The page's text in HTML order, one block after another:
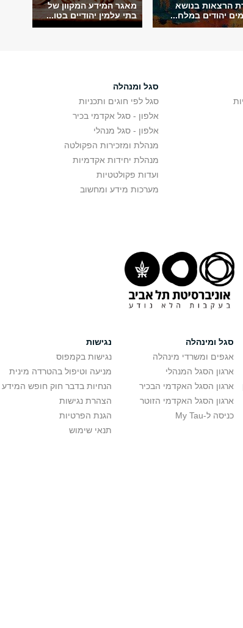
הרצאות בנושא
יהודים במלח...
מאגר המידע המקוון של
בתי עלמין יהודיים בטו...
סגל ומנהלה
סגל לפי חוגים ותכניות
אלפון - סגל אקדמי בכיר
אלפון - סגל מנהלי
מנהלת ומזכירות הפקולטה
מנהלת יחידות אקדמיות
ועדות פקולטטיות
מערכות מידע ומחשוב
סגל ומינהלה
אגפים ומשרדי מינהלה
ארגון הסגל המנהלי
ארגון הסגל האקדמי הבכיר
ארגון הסגל האקדמי הזוטר
כניסה ל-My Tau
נגישות
נגישות בקמפוס
מניעה וטיפול בהטרדה מינית
הנחיות בדבר חוק חופש המידע
הצהרת נגישות
הגנת הפרטיות
תנאי שימוש